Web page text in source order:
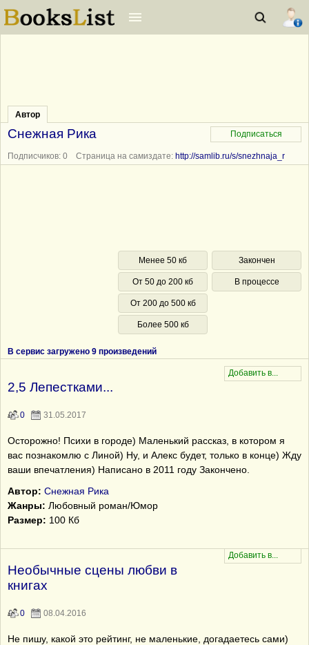
Автор
Снежная Рика
Подписчиков: 0 Страница на самиздате: http://samlib.ru/s/snezhnaja_r
Менее 50 кб
От 50 до 200 кб
От 200 до 500 кб
Более 500 кб
Закончен
В процессе
В сервис загружено 9 произведений
2,5 Лепестками...
0 31.05.2017
Осторожно! Психи в городе) Маленький рассказ, в котором я
вас познакомлю с Линой) Ну, и Алекс будет, только в конце) Жду
ваши впечатления) Написано в 2011 году Закончено.
Автор: Снежная Рика
Жанры: Любовный роман/Юмор
Размер: 100 Кб
Необычные сцены любви в
книгах
0 08.04.2016
Не пишу, какой это рейтинг, не маленькие, догадаетесь сами)